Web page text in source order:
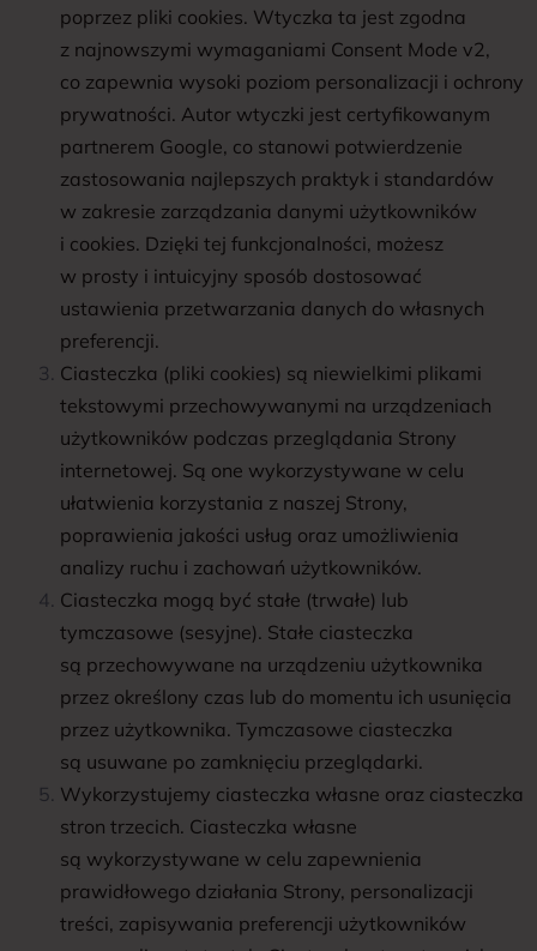
poprzez pliki cookies. Wtyczka ta jest zgodna
z najnowszymi wymaganiami Consent Mode v2,
co zapewnia wysoki poziom personalizacji i ochrony
prywatności. Autor wtyczki jest certyfikowanym
partnerem Google, co stanowi potwierdzenie
zastosowania najlepszych praktyk i standardów
w zakresie zarządzania danymi użytkowników
i cookies. Dzięki tej funkcjonalności, możesz
w prosty i intuicyjny sposób dostosować
ustawienia przetwarzania danych do własnych
preferencji.
Ciasteczka (pliki cookies) są niewielkimi plikami
tekstowymi przechowywanymi na urządzeniach
użytkowników podczas przeglądania Strony
internetowej. Są one wykorzystywane w celu
ułatwienia korzystania z naszej Strony,
poprawienia jakości usług oraz umożliwienia
analizy ruchu i zachowań użytkowników.
Ciasteczka mogą być stałe (trwałe) lub
tymczasowe (sesyjne). Stałe ciasteczka
są przechowywane na urządzeniu użytkownika
przez określony czas lub do momentu ich usunięcia
przez użytkownika. Tymczasowe ciasteczka
są usuwane po zamknięciu przeglądarki.
Wykorzystujemy ciasteczka własne oraz ciasteczka
stron trzecich. Ciasteczka własne
są wykorzystywane w celu zapewnienia
prawidłowego działania Strony, personalizacji
treści, zapisywania preferencji użytkowników